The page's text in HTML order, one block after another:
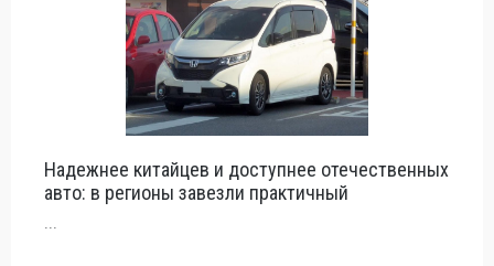
Надежнее китайцев и доступнее отечественных
авто: в регионы завезли практичный